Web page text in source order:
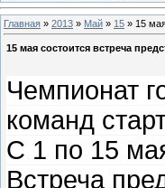
Главная » 2013 » Май » 15 » 15
15 мая состоится встреча
Чемпионат
команд
С 1 по 15
Встреча